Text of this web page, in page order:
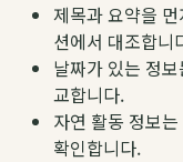
제목과 요약을
션에서 대조합니
날짜가 있는 정
교합니다.
자연 활동 정보
확인합니다.